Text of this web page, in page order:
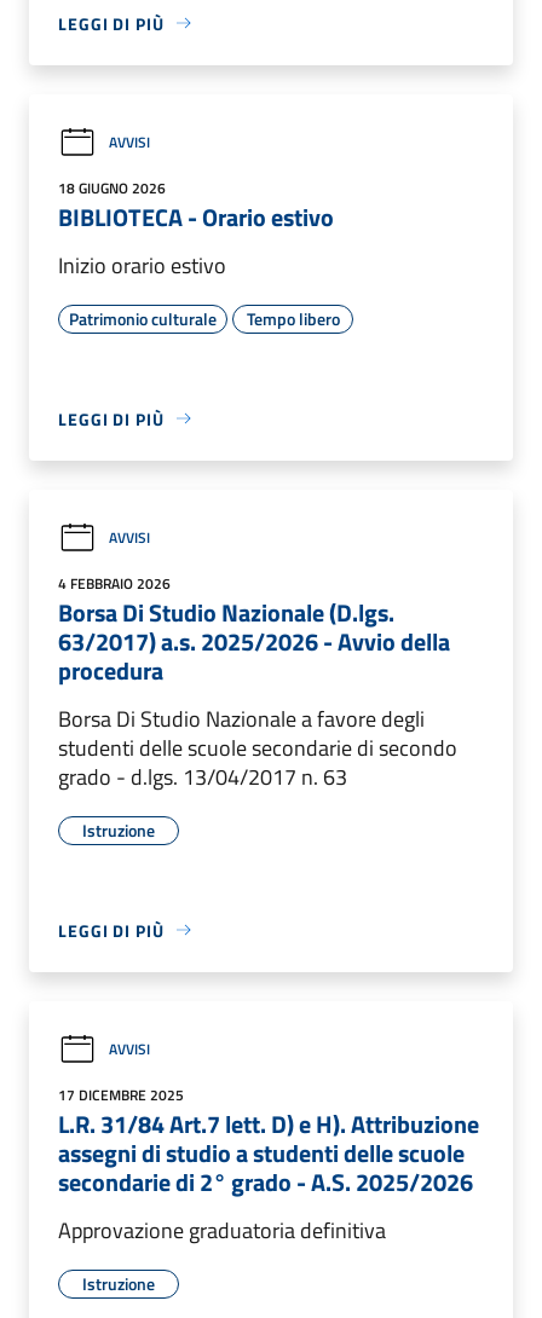
LEGGI DI PIÙ
AVVISI
18 GIUGNO 2026
BIBLIOTECA - Orario estivo
Inizio orario estivo
Patrimonio culturale Tempo libero
LEGGI DI PIÙ
AVVISI
4 FEBBRAIO 2026
Borsa Di Studio Nazionale (D.lgs.
63/2017) a.s. 2025/2026 - Avvio della
procedura
Borsa Di Studio Nazionale a favore degli
studenti delle scuole secondarie di secondo
grado - d.lgs. 13/04/2017 n. 63
Istruzione
LEGGI DI PIÙ
AVVISI
17 DICEMBRE 2025
L.R. 31/84 Art.7 lett. D) e H). Attribuzione
assegni di studio a studenti delle scuole
secondarie di 2° grado - A.S. 2025/2026
Approvazione graduatoria definitiva
Istruzione